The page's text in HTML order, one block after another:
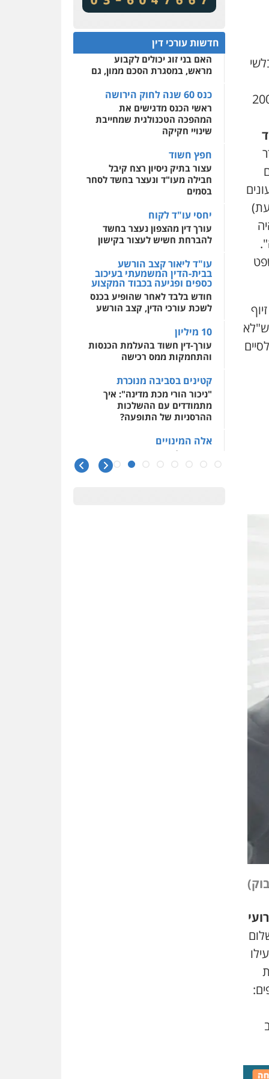
ד
)
".
"לא
רועי
:
שירותים מקצועיים לעורכי
דין
0522508109
אחסון אתרים
מהירות הגנה גיבוי
לעורכי דין
מרכז התחלה חדשה
שירותים מקצועיים לעורכי
דין
0544500346
חדשות עורכי דין
מע"מ ומוסדות ללא כוונת רווח
המתח שבין חוק יחסי ממון
לבין חוק הירושה
האם בני זוג יכולים לקבוע
מראש, במסגרת הסכם ממון, גם
כנס 60 שנה לחוק הירושה
ראשי הכנס מדגישים את
המהפכה הטכנולגית שמחייבת
שינויי חקיקה
חפץ חשוד
עצור בתיק ניסיון רצח קיבל
חבילה מעו"ד ונעצר בחשד לסחר
בסמים
יחסי עו"ד לקוח
עורך דין מהצפון נעצר בחשד
להברחת חשיש לעצור בקישון
עו"ד ליאור קצב הורשע
בבית-הדין המשמעתי בעיכוב
כספים ופגיעה בכבוד המקצוע
חודש בלבד לאחר שהופיע בכנס
לשכת עורכי הדין, קצב הורשע
10 מיליון
עורך-דין חשוד בהעלמת הכנסות
והתחמקות ממס רכישה
קטינים בסביבה מנוכרת
"ניכור הורי מכת מדינה": איך
מתמודדים עם ההשלכות
ההרסניות של התופעה?
אלה המינויים
הוועדה לבחירת שופטים בחרה
26 שופטים ורשמים נוספים